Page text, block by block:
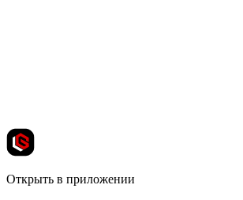
Открыть в приложении